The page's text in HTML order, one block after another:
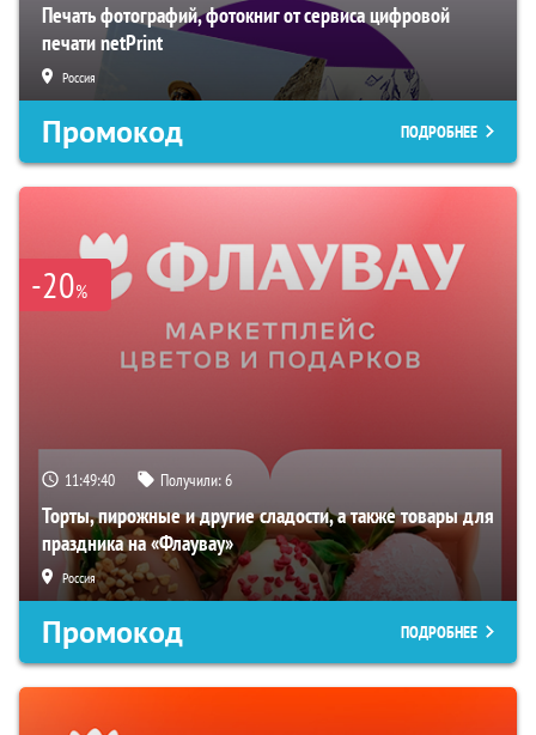
Печать фотографий, фотокниг от сервиса цифровой
печати netPrint
Россия
Промокод ПОДРОБНЕЕ
-20%
11:49:39 Получили:6
Торты, пирожные и другие сладости, а также товары для
праздника на «Флаувау»
Россия
Промокод ПОДРОБНЕЕ